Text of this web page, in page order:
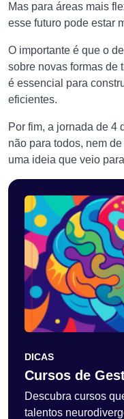
Mas para áreas mais
esse futuro pode estar
O importante é que o
sobre novas formas de
é essencial para
eficientes.
Por fim, a jornada de 4
não para todos, nem
uma ideia que veio
DICAS
Cursos de
Descubra cursos
talentos